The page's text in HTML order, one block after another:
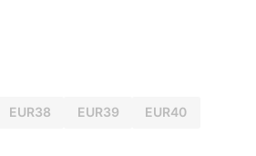
EUR38 EUR39 EUR40